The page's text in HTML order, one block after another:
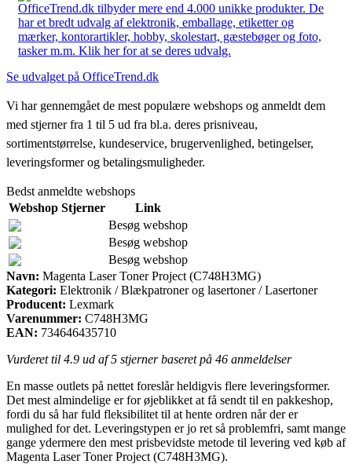
OfficeTrend.dk tilbyder mere end 4.000 unikke produkter. De
har et bredt udvalg af elektronik, emballage, etiketter og
mærker, kontorartikler, hobby, skolestart, gæstebøger og foto,
tasker m.m. Klik her for at se deres udvalg.
Se udvalget på OfficeTrend.dk
Vi har gennemgået de mest populære webshops og anmeldt dem
med stjerner fra 1 til 5 ud fra bl.a. deres prisniveau,
sortimentstørrelse, kundeservice, brugervenlighed, betingelser,
leveringsformer og betalingsmuligheder.
Bedst anmeldte webshops
Webshop Stjerner
Link
Besøg webshop
Besøg webshop
Besøg webshop
Navn: Magenta Laser Toner Project (C748H3MG)
Kategori: Elektronik / Blækpatroner og lasertoner / Lasertoner
Producent: Lexmark
Varenummer: C748H3MG
EAN: 734646435710
Vurderet til 4.9 ud af 5 stjerner baseret på 46 anmeldelser
En masse outlets på nettet foreslår heldigvis flere leveringsformer.
Det mest almindelige er for øjeblikket at få sendt til en pakkeshop,
fordi du så har fuld fleksibilitet til at hente ordren når der er
mulighed for det. Leveringstypen er jo ret så problemfri, samt mange
gange ydermere den mest prisbevidste metode til levering ved køb af
Magenta Laser Toner Project (C748H3MG).